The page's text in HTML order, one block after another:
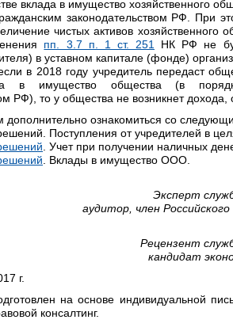
вклада в имущество хозяйственного
законодательством РФ. При
чистых активов хозяйственного
пп. 3.7 п. 1 ст. 251
НК РФ не
в уставном капитале (фонде)
в 2018 году учредитель передаст
в имущество общества (в
РФ), то у общества не возникнет
дополнительно ознакомиться со
Поступления от учредителей в
. Учет при получении наличных
. Вклады в имущество ООО.
Эксперт
аудитор, член
Рецензент
кандидат
г.
на основе индивидуальной
консалтинг.